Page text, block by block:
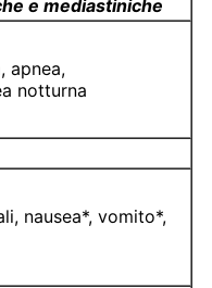
e mediastiniche
apnea,
notturna
nausea*, vomito*,